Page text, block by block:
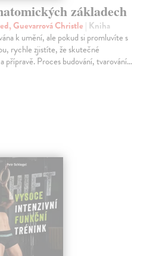
základech
Guevarrová Christle | Kniha
k umění, ale pokud si promluvíte s
rychle zjistíte, že skutečné
přípravě. Proces budování, tvarování…